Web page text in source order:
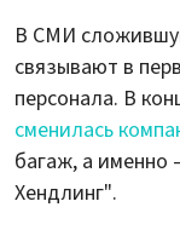
В СМИ
связывают в
персонала. В
сменилась
багаж, а именно
Хендлинг".